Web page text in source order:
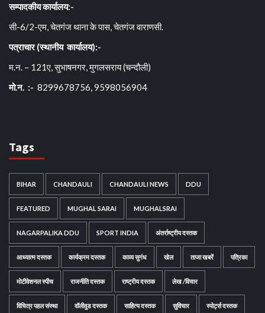
सम्पादकीय कार्यालय:-
सी-6/2-एम, चेतगंज थाना के पास, चेतगंज वाराणसी.
पत्राचार (स्थानीय कार्यालय):-
म.न. – 121ए, सुभाषनगर, मुगलसराय (चन्दौली)
मो.न. :- 8299678756, 9598056904
Tags
BIHAR CHANDAULI CHANDAULI NEWS DDU
FEATURED MUGHAL SARAI MUGHALSRAI
NAGARPALIKA DDU SPORT INDIA अंतर्राष्ट्रीय दस्तक
आध्यात्म दस्तक कार्यक्रम दस्तक काव्य सुगंध खेल ताजा खबरें पत्रिका
मोटीवेशनल स्पीच राजनीति दस्तक राष्ट्रीय दस्तक लेख /विचार
विचित्र पहल संस्था वॉलीवुड दस्तक साहित्य दस्तक सुविचार स्पोर्ट्स दस्तक